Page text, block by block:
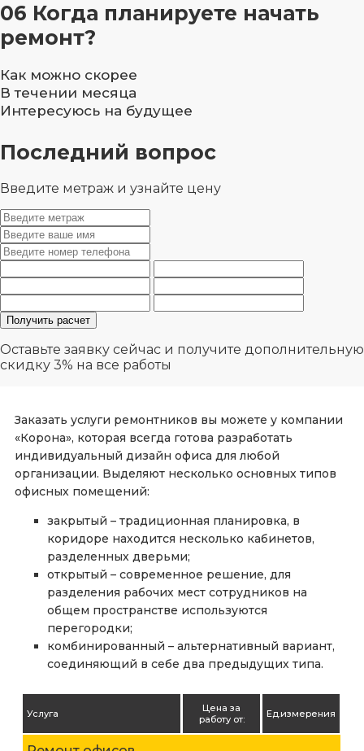
06 Когда планируете начать
ремонт?
Как можно скорее
В течении месяца
Интересуюсь на будущее
Последний вопрос
Введите метраж и узнайте цену
Оставьте заявку сейчас и получите дополнительную
скидку 3% на все работы
Заказать услуги ремонтников вы можете у компании
«Корона», которая всегда готова разработать
индивидуальный дизайн офиса для любой
организации. Выделяют несколько основных типов
офисных помещений:
закрытый – традиционная планировка, в
коридоре находится несколько кабинетов,
разделенных дверьми;
открытый – современное решение, для
разделения рабочих мест сотрудников на
общем пространстве используются
перегородки;
комбинированный – альтернативный вариант,
соединяющий в себе два предыдущих типа.
Услуга
Цена за
работу от:
Ед.измерения